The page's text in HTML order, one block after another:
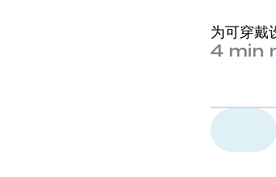
为可穿戴
4 min